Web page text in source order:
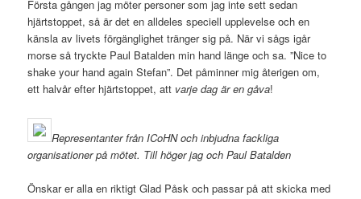
Första gången jag möter personer som jag inte sett sedan
hjärtstoppet, så är det en alldeles speciell upplevelse och en
känsla av livets förgänglighet tränger sig på. När vi sågs igår
morse så tryckte Paul Batalden min hand länge och sa. ”Nice to
shake your hand again Stefan”. Det påminner mig återigen om,
ett halvår efter hjärtstoppet, att varje dag är en gåva!
Representanter från ICoHN och inbjudna fackliga
organisationer på mötet. Till höger jag och Paul Batalden
Önskar er alla en riktigt Glad Påsk och passar på att skicka med